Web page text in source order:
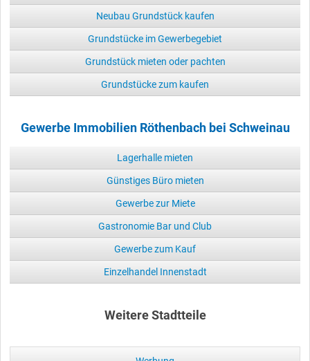
Neubau Grundstück kaufen
Grundstücke im Gewerbegebiet
Grundstück mieten oder pachten
Grundstücke zum kaufen
Gewerbe Immobilien Röthenbach bei Schweinau
Lagerhalle mieten
Günstiges Büro mieten
Gewerbe zur Miete
Gastronomie Bar und Club
Gewerbe zum Kauf
Einzelhandel Innenstadt
Weitere Stadtteile